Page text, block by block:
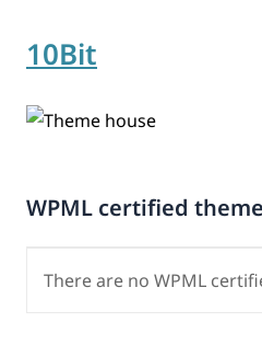
10Bit
WPML certified
There are no WPML